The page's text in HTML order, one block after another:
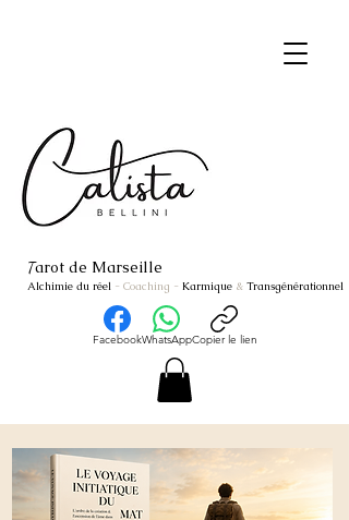
Tarot de Marseille
Alchimie du réel - Coaching - Karmique & Transgénérationnel
FacebookWhatsAppCopier le lien